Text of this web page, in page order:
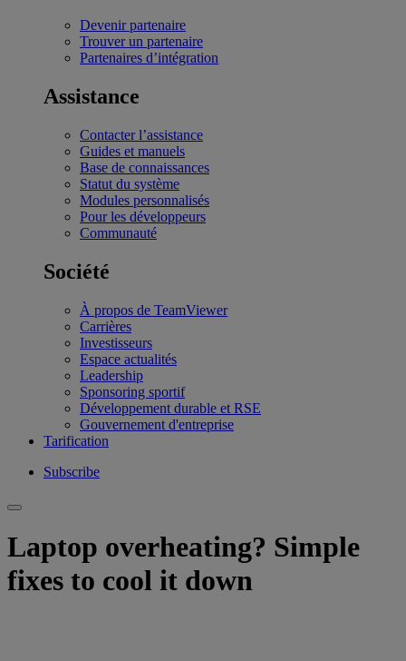
Devenir partenaire
Trouver un partenaire
Partenaires d’intégration
Assistance
Contacter l’assistance
Guides et manuels
Base de connaissances
Statut du système
Modules personnalisés
Pour les développeurs
Communauté
Société
À propos de TeamViewer
Carrières
Investisseurs
Espace actualités
Leadership
Sponsoring sportif
Développement durable et RSE
Gouvernement d'entreprise
Tarification
Subscribe
Laptop overheating? Simple
fixes to cool it down